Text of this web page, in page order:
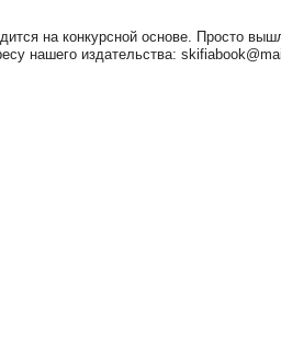
на конкурсной основе. Просто
нашего издательства: